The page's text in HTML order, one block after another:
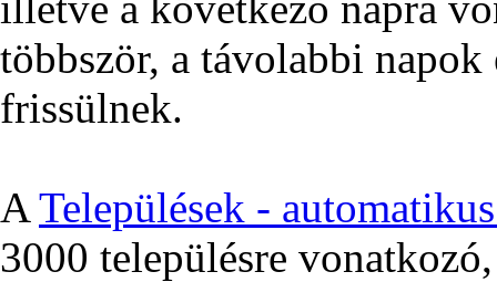
többször, a távolabbi napok
frissülnek.
ATelepülések -
3000 településre